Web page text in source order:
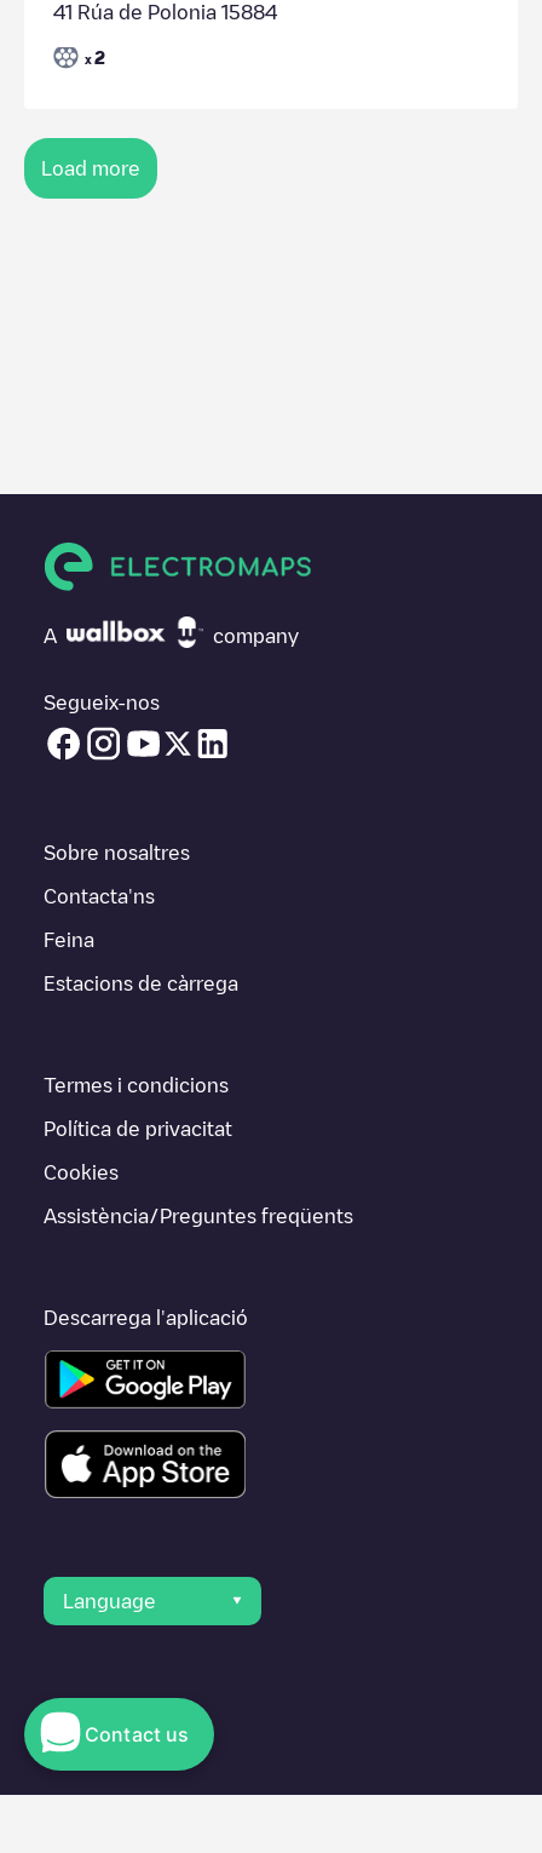
41 Rúa de Polonia 15884
x 2
Load more
A company
Segueix-nos
Sobre nosaltres
Contacta'ns
Feina
Estacions de càrrega
Termes i condicions
Política de privacitat
Cookies
Assistència/Preguntes freqüents
Descarrega l'aplicació
Language
© 2023 Electromaps
Contact us